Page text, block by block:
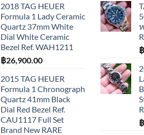
2018 TAG HEUER
Formula 1 Lady Ceramic
Quartz 37mm White
Dial White Ceramic
Bezel Ref. WAH1211
฿26,900.00
2015 TAG HEUER
Formula 1 Chronograph
Quartz 41mm Black
Dial Red Bezel Ref.
CAU1117 Full Set
Brand New RARE
฿
฿